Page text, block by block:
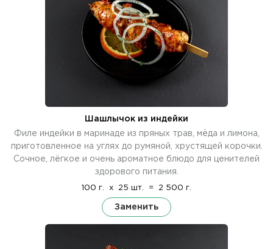
Шашлычок из индейки
Филе индейки в маринаде из пряных трав, мёда и лимона,
приготовленное на углях до румяной, хрустящей корочки.
Сочное, лёгкое и очень ароматное блюдо для ценителей
здорового питания.
100 г. x 25 шт. = 2 500 г.
Заменить